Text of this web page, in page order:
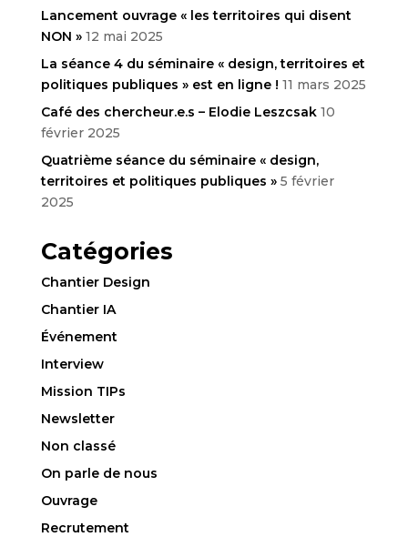
Lancement ouvrage « les territoires qui disent
NON » 12 mai 2025
La séance 4 du séminaire « design, territoires et
politiques publiques » est en ligne ! 11 mars 2025
Café des chercheur.e.s – Elodie Leszcsak 10
février 2025
Quatrième séance du séminaire « design,
territoires et politiques publiques » 5 février
2025
Catégories
Chantier Design
Chantier IA
Événement
Interview
Mission TIPs
Newsletter
Non classé
On parle de nous
Ouvrage
Recrutement